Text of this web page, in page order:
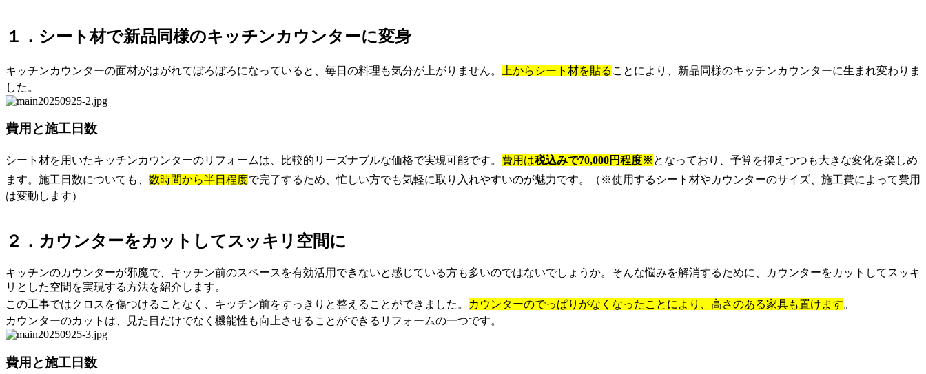
１．シート材で新品同様のキッチンカウンターに変身
キッチンカウンターの面材がはがれてぼろぼろになっていると、毎日の料理も気分が上がりません。 上からシート材を貼る ことにより、新品同様のキッチンカウンターに生まれ変わりま
した。
費用と施工日数
シート材を用いたキッチンカウンターのリフォームは、比較的リーズナブルな価格で実現可能です。 費用は税込みで70,000円程度※となっており、予算を抑えつつも大きな変化を楽しめ
ます。施工日数についても、 数時間から半日程度で完了するため、忙しい方でも気軽に取り入れやすいのが魅力です。（※使用するシート材やカウンターのサイズ、施工費によって費用
は変動します）
２．カウンターをカットしてスッキリ空間に
キッチンのカウンターが邪魔で、キッチン前のスペースを有効活用できないと感じている方も多いのではないでしょうか。そんな悩みを解消するために、カウンターをカットしてスッキ
リとした空間を実現する方法を紹介します。
この工事ではクロスを傷つけることなく、キッチン前をすっきりと整えることができました。
カウンターのでっぱりがなくなったことにより、高さのある家具も置けます。
カウンターのカットは、見た目だけでなく機能性も向上させることができるリフォームの一つです。
費用と施工日数